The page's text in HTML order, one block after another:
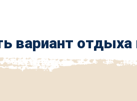
вариант отдыха